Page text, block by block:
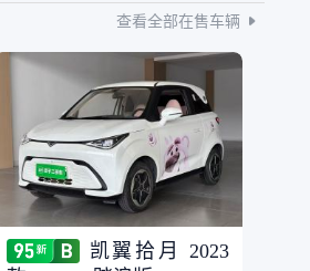
查看全部在售车辆
凯翼拾月 2023